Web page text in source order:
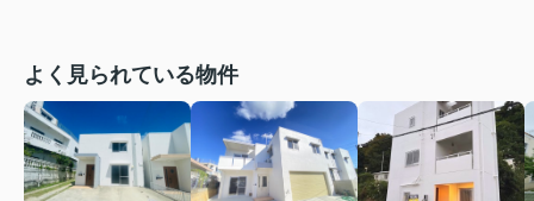
よく見られている物件